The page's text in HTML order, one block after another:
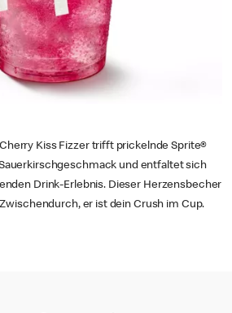
Kiss Fizzer trifft prickelnde Sprite®
und entfaltet sich
Drink-Erlebnis. Dieser Herzensbecher
er ist dein Crush im Cup.